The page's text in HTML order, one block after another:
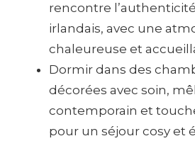
rencontre
irlandais, avec une
chaleureuse et
Dormir dans des
décorées avec soin,
contemporain et
pour un séjour cosy et